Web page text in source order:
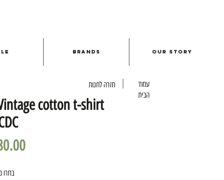
עמוד
הבית
חזרה לחנות
cotton t-shirt
בחרו
Brands Our Story